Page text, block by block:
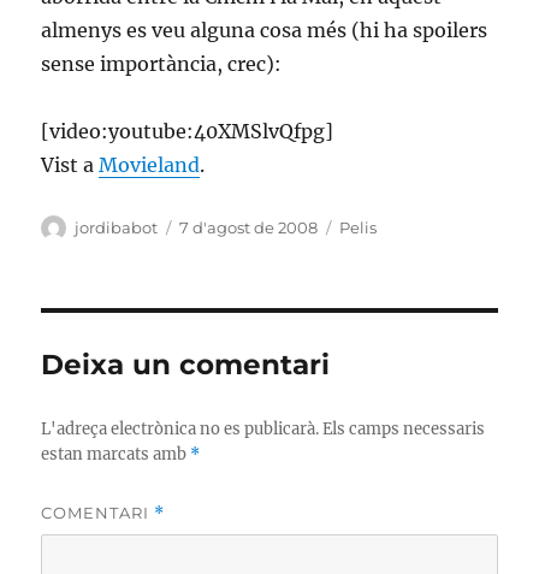
almenys es veu alguna cosa més (hi ha spoilers
sense importància, crec):
[video:youtube:40XMSlvQfpg]
Vist aMovieland.
Autor
jordibabot
Publicat
7 d'agost de 2008 Categories
Pelis
Deixa un comentari
L'adreça electrònica no es publicarà. Els camps necessaris
estan marcats amb *
COMENTARI *